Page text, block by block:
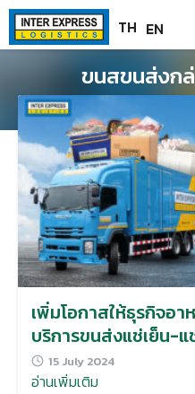
Paste this code as high in the
TH EN
ขนสขนส่งก
เพิ่มโอกาสให้ธุรกิจอา
บริการขนส่งแช่เย็น-
15 July 2024
อ่านเพิ่มเติม